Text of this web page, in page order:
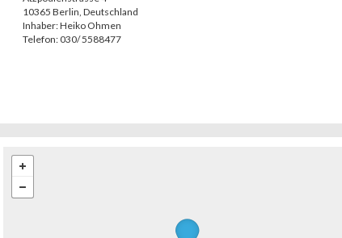
10365 Berlin, Deutschland
Inhaber:Heiko Ohmen
Telefon: 030/ 5588477